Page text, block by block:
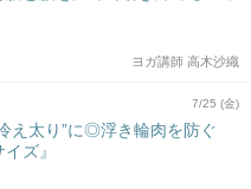
ヨガ講師 高木沙織
7/25 (金)
え太り”に◎浮き輪肉を防ぐ
ズ』